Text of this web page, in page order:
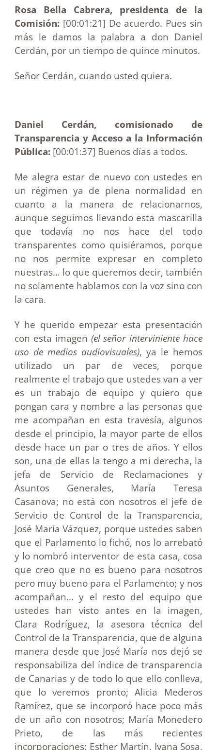
Rosa Bella Cabrera, presidenta de la
Comisión: [00:01:21] De acuerdo. Pues sin
más le damos la palabra a don Daniel
Cerdán, por un tiempo de quince minutos.
Señor Cerdán, cuando usted quiera.
Daniel Cerdán, comisionado de
Transparencia y Acceso a la Información
Pública: [00:01:37] Buenos días a todos.
Me alegra estar de nuevo con ustedes en
un régimen ya de plena normalidad en
cuanto a la manera de relacionarnos,
aunque seguimos llevando esta mascarilla
que todavía no nos hace del todo
transparentes como quisiéramos, porque
no nos permite expresar en completo
nuestras… lo que queremos decir, también
no solamente hablamos con la voz sino con
la cara.
Y he querido empezar esta presentación
con esta imagen (el señor interviniente hace
uso de medios audiovisuales), ya le hemos
utilizado un par de veces, porque
realmente el trabajo que ustedes van a ver
es un trabajo de equipo y quiero que
pongan cara y nombre a las personas que
me acompañan en esta travesía, algunos
desde el principio, la mayor parte de ellos
desde hace un par o tres de años. Y ellos
son, una de ellas la tengo a mi derecha, la
jefa de Servicio de Reclamaciones y
Asuntos Generales, María Teresa
Casanova; no está con nosotros el jefe de
Servicio de Control de la Transparencia,
José María Vázquez, porque ustedes saben
que el Parlamento lo fichó, nos lo arrebató
y lo nombró interventor de esta casa, cosa
que creo que no es bueno para nosotros
pero muy bueno para el Parlamento; y nos
acompañan… y el resto del equipo que
ustedes han visto antes en la imagen,
Clara Rodríguez, la asesora técnica del
Control de la Transparencia, que de alguna
manera desde que José María nos dejó se
responsabiliza del índice de transparencia
de Canarias y de todo lo que ello conlleva,
que lo veremos pronto; Alicia Mederos
Ramírez, que se incorporó hace poco más
de un año con nosotros; María Monedero
Prieto, de las más recientes
incorporaciones; Esther Martín, Ivana Sosa,